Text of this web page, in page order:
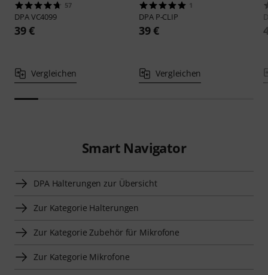
57
DPAVC4099
39 €
Vergleichen
1
DPA P-CLIP
39 €
Vergleichen
Smart Navigator
DPA Halterungen zur Übersicht
Zur Kategorie Halterungen
Zur Kategorie Zubehör für Mikrofone
Zur Kategorie Mikrofone